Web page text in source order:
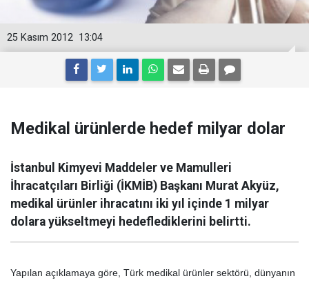
13:04
25 Kasım 2012
Medikal ürünlerde hedef milyar dolar
İstanbul Kimyevi Maddeler ve Mamulleri
İhracatçıları Birliği (İKMİB) Başkanı Murat Akyüz,
medikal ürünler ihracatını iki yıl içinde 1 milyar
dolara yükseltmeyi hedeflediklerini belirtti.
Yapılan açıklamaya göre, Türk medikal ürünler sektörü, dünyanın